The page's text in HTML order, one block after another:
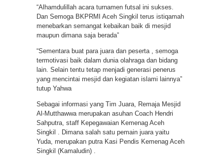
“Alhamdulillah acara turnamen futsal ini sukses.
Dan Semoga BKPRMI Aceh Singkil terus istiqamah
menebarkan semangat kebaikan baik di mesjid
maupun dimana saja berada”
“Sementara buat para juara dan peserta , semoga
termotivasi baik dalam dunia olahraga dan bidang
lain. Selain tentu tetap menjadi generasi penerus
yang mencintai mesjid dan kegiatan islami lainnya”
tutup Yahwa
Sebagai informasi yang Tim Juara, Remaja Mesjid
Al-Mutthawwa merupakan asuhan Coach Hendri
Sahputra, staff Kepegawaian Kemenag Aceh
Singkil . Dimana salah satu pemain juara yaitu
Yuda, merupakan putra Kasi Pendis Kemenag Aceh
Singkil (Kamaludin) .